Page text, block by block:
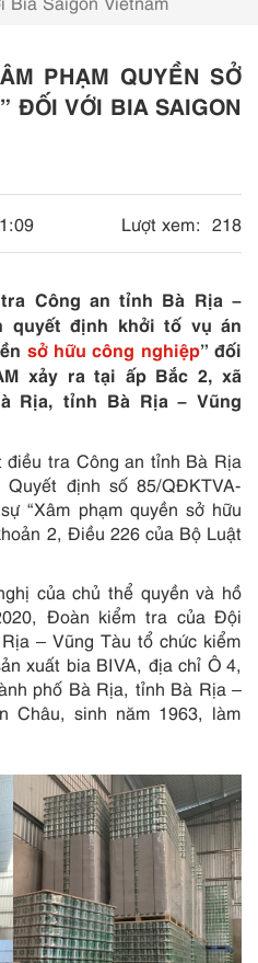
PHẠM QUYỀN SỞ
ĐỐI VỚI BIA SAIGON
Lượt xem: 218
Công an tỉnh Bà Rịa –
quyết định khởi tố vụ án
sở hữu công nghiệp” đối
xảy ra tại ấp Bắc 2, xã
Rịa, tỉnh Bà Rịa – Vũng
điều tra Công an tỉnh Bà Rịa
định số 85/QĐKTVA-
“Xâm phạm quyền sở hữu
2, Điều 226 của Bộ Luật
của chủ thể quyền và hồ
Đoàn kiểm tra của Đội
– Vũng Tàu tổ chức kiểm
xuất bia BIVA, địa chỉ Ô 4,
phố Bà Rịa, tỉnh Bà Rịa –
Châu, sinh năm 1963, làm